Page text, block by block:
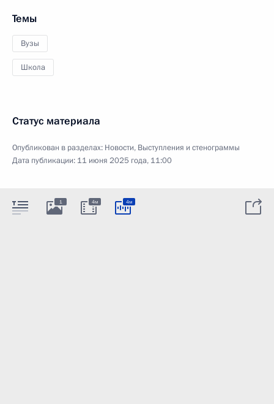
Темы
Вузы
Школа
Статус материала
Опубликован в разделах: Новости, Выступления и стенограммы
Дата публикации: 11 июня 2025 года, 11:00
1 4м 4м